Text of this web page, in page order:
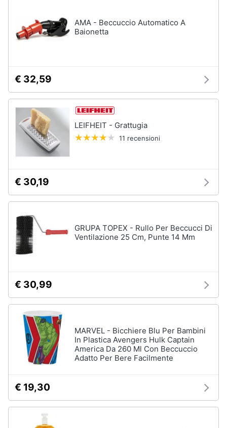
Animali
Libri,
cd
dvd
Festività
ricorrenze
Promozioni
Servizi
Assistenza
Esci
Vedi
bagno
Portabiancheria
Porta
asciugamani
Asciugamani
AMA - Beccuccio Automatico A
Baionetta
€ 32,59
LEIFHEIT - Grattugia
11 recensioni
€ 30,19
GRUPA TOPEX - Rullo Per Beccucci Di
Ventilazione 25 Cm, Punte 14 Mm
€ 30,99
MARVEL - Bicchiere Blu Per Bambini
In Plastica Avengers Hulk Captain
America Da 260 Ml Con Beccuccio
Adatto Per Bere Facilmente
€ 19,30